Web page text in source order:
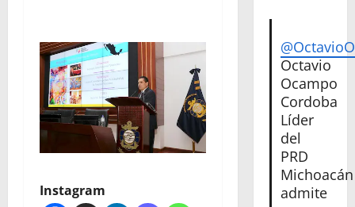
Instagram
Octavio
Ocampo
Cordoba
Líder
del
PRD
Michoacán
admite